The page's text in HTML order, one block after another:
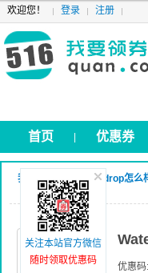
欢迎您！ 登录 注册
首页 优惠券
我要领券网 >Waterdrop怎么
优惠码:
关注本站官方微信
随时领取优惠码